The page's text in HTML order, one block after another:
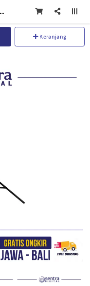
200 Black
Keranjang